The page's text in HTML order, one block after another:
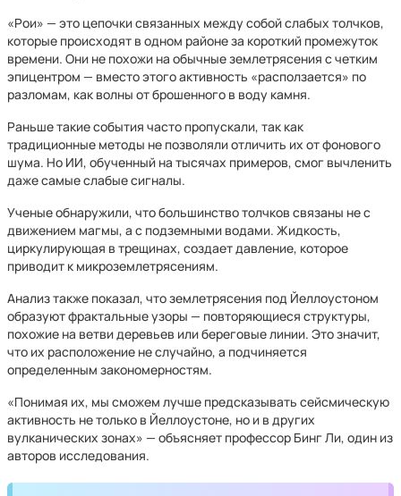
«Рои» — это цепочки связанных между собой слабых толчков,
которые происходят в одном районе за короткий промежуток
времени. Они не похожи на обычные землетрясения с четким
эпицентром — вместо этого активность «расползается» по
разломам, как волны от брошенного в воду камня.
Раньше такие события часто пропускали, так как
традиционные методы не позволяли отличить их от фонового
шума. Но ИИ, обученный на тысячах примеров, смог вычленить
даже самые слабые сигналы.
Ученые обнаружили, что большинство толчков связаны не с
движением магмы, а с подземными водами. Жидкость,
циркулирующая в трещинах, создает давление, которое
приводит к микроземлетрясениям.
Анализ также показал, что землетрясения под Йеллоустоном
образуют фрактальные узоры — повторяющиеся структуры,
похожие на ветви деревьев или береговые линии. Это значит,
что их расположение не случайно, а подчиняется
определенным закономерностям.
«Понимая их, мы сможем лучше предсказывать сейсмическую
активность не только в Йеллоустоне, но и в других
вулканических зонах» — объясняет профессор Бинг Ли, один из
авторов исследования.